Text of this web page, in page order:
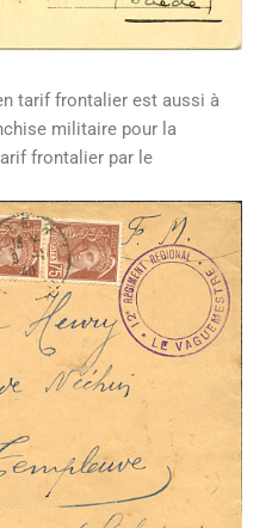
tarif frontalier est aussi à
militaire pour la
frontalier par le